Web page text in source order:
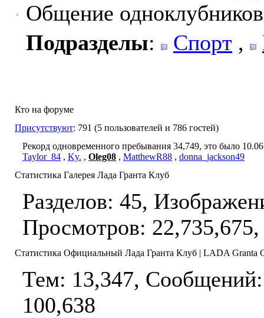
Общение
Подразделы: Спорт ,
Кто на форуме
Присутствуют: 791 (5 пользователей и 786 гостей)
Рекорд одновременного пребывания 34,749, это было
Taylor_84 , Ky. , Oleg08 , MatthewR88 , donna_jackson49
Статистика Галерея Лада Гранта Клуб
Разделов: 45,
Просмотров:
Статистика Официальный Лада Гранта Клуб | LADA Granta
Тем: 13,347,
100,638